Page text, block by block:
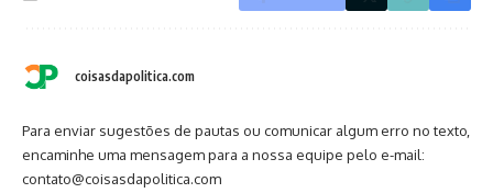
coisasdapolitica.com
Para enviar sugestões de pautas ou comunicar algum erro no texto,
encaminhe uma mensagem para a nossa equipe pelo e-mail:
contato@coisasdapolitica.com